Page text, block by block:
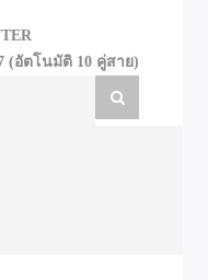
(อัตโนมัติ 10 คู่สาย)